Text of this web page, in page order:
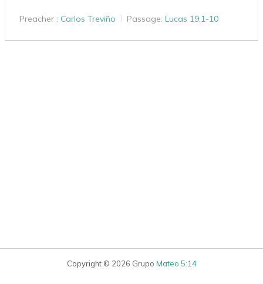
Preacher : Carlos Treviño Passage: Lucas 19.1-10
Copyright © 2026 Grupo Mateo 5:14